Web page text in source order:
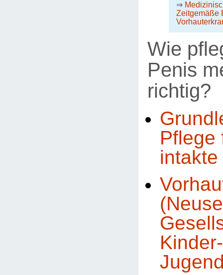
⇒
Zeitgemäße
Wie
Penis
richtig?
Pflege